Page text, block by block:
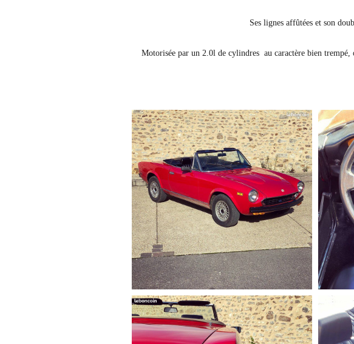
Ses lignes affûtées et son
Motorisée par un 2.0l de cylindres au caractère bien trempé,